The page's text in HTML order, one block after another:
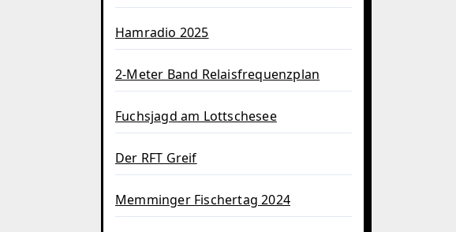
Hamradio 2025
2-Meter Band Relaisfrequenzplan
Fuchsjagd am Lottschesee
Der RFT Greif
Memminger Fischertag 2024